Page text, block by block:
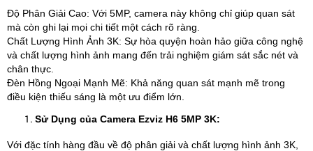
Độ Phân Giải Cao: Với 5MP, camera này không chỉ giúp quan sát
mà còn ghi lại mọi chi tiết một cách rõ ràng.
Chất Lượng Hình Ảnh 3K: Sự hòa quyện hoàn hảo giữa công nghệ
và chất lượng hình ảnh mang đến trải nghiệm giám sát sắc nét và
chân thực.
Đèn Hồng Ngoại Mạnh Mẽ: Khả năng quan sát mạnh mẽ trong
điều kiện thiếu sáng là một ưu điểm lớn.
Sử Dụng của Camera Ezviz H6 5MP 3K:
Với đặc tính hàng đầu về độ phân giải và chất lượng hình ảnh 3K,